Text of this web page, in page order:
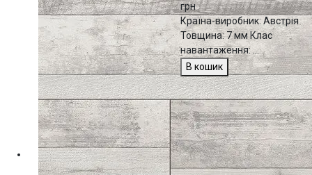
грн
Країна-виробник: Австрія
Товщина: 7 мм Клас
навантаження: ...
В кошик